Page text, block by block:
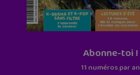
Abonne-toi !
11 numéros par an